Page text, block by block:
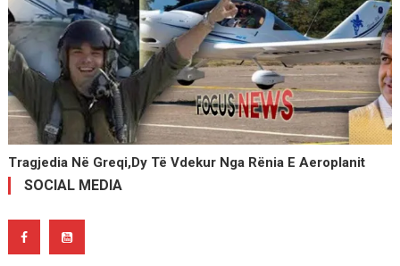
Tragjedia Në Greqi,dy Të Vdekur Nga Rënia E Aeroplanit
SOCIAL MEDIA